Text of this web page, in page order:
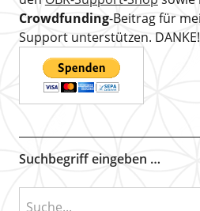
Crowdfunding-Beitrag für
Support unterstützen. DANKE!
Suchbegriff eingeben …